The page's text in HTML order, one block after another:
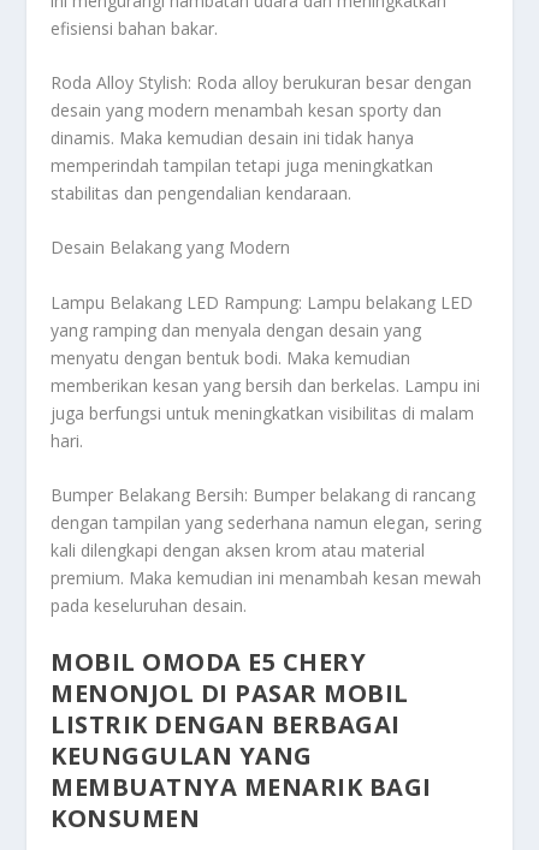
efisiensi bahan bakar.
Roda Alloy Stylish: Roda alloy berukuran besar dengan
desain yang modern menambah kesan sporty dan
dinamis. Maka kemudian desain ini tidak hanya
memperindah tampilan tetapi juga meningkatkan
stabilitas dan pengendalian kendaraan.
Desain Belakang yang Modern
Lampu Belakang LED Rampung: Lampu belakang LED
yang ramping dan menyala dengan desain yang
menyatu dengan bentuk bodi. Maka kemudian
memberikan kesan yang bersih dan berkelas. Lampu ini
juga berfungsi untuk meningkatkan visibilitas di malam
hari.
Bumper Belakang Bersih: Bumper belakang di rancang
dengan tampilan yang sederhana namun elegan, sering
kali dilengkapi dengan aksen krom atau material
premium. Maka kemudian ini menambah kesan mewah
pada keseluruhan desain.
MOBIL OMODA E5 CHERY
MENONJOL DI PASAR MOBIL
LISTRIK DENGAN BERBAGAI
KEUNGGULAN YANG
MEMBUATNYA MENARIK BAGI
KONSUMEN